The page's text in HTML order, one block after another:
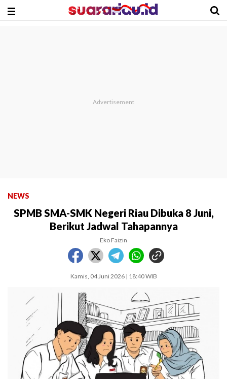
NEWS
SPMB SMA-SMK Negeri Riau Dibuka 8 Juni,
Berikut Jadwal Tahapannya
Eko Faizin
Kamis, 04 Juni 2026 | 18:40 WIB